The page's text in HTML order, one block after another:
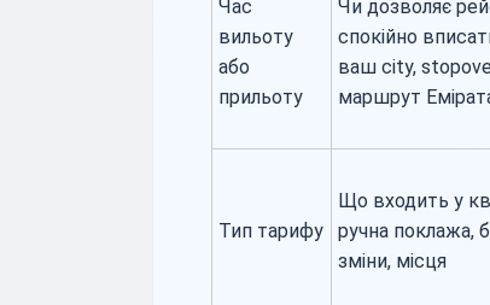
Час
вильоту
або
прильоту
Чи дозволяє
спокійно
ваш city,
маршрут
Тип тарифу
Що входить у
ручна поклажа,
зміни, місця